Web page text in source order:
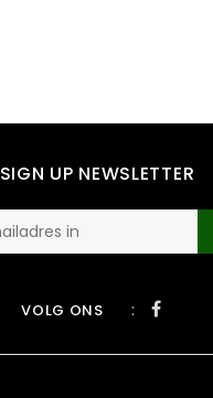
SIGN UP NEWSLETTER
VOLG ONS :